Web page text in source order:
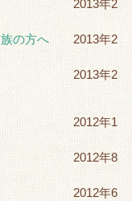
年2
の方へ 2013年2
年2
2012年1
年8
年6